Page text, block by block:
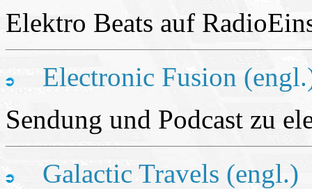
Elektro Beats auf
Electronic Fusion
Sendung und Podcast zu
Galactic Travels (engl.)